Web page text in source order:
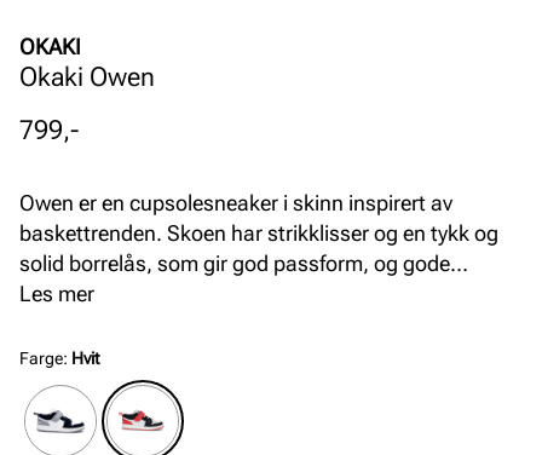
OKAKI
Okaki Owen
Pris
799,-
Owen er en cupsolesneaker i skinn inspirert av
baskettrenden. Skoen har strikklisser og en tykk og
solid borrelås, som gir god passform, og gode
justeringsmuligheter. Stabil og slitesterk yttersåle i
Les mer
Farge: Hvit